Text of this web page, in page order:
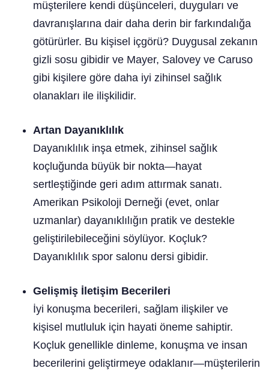
müşterilere kendi düşünceleri, duyguları ve
davranışlarına dair daha derin bir farkındalığa
götürürler. Bu kişisel içgörü? Duygusal zekanın
gizli sosu gibidir ve Mayer, Salovey ve Caruso
gibi kişilere göre daha iyi zihinsel sağlık
olanakları ile ilişkilidir.
Artan Dayanıklılık
Dayanıklılık inşa etmek, zihinsel sağlık
koçluğunda büyük bir nokta—hayat
sertleştiğinde geri adım attırmak sanatı.
Amerikan Psikoloji Derneği (evet, onlar
uzmanlar) dayanıklılığın pratik ve destekle
geliştirilebileceğini söylüyor. Koçluk?
Dayanıklılık spor salonu dersi gibidir.
Gelişmiş İletişim Becerileri
İyi konuşma becerileri, sağlam ilişkiler ve
kişisel mutluluk için hayati öneme sahiptir.
Koçluk genellikle dinleme, konuşma ve insan
becerilerini geliştirmeye odaklanır—müşterilerin